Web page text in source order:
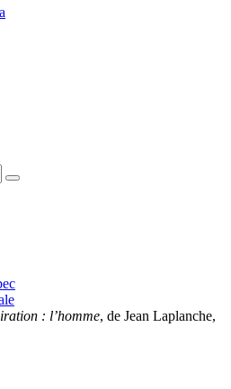
: l’homme, de Jean Laplanche,